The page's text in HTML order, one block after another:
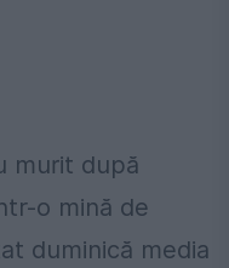
murit după
o mină de
duminică media